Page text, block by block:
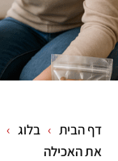
דף הבית בלוג
את האכילה